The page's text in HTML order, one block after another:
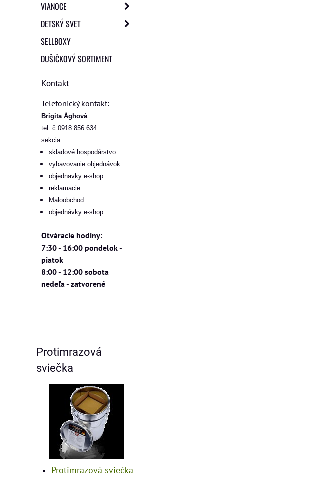
VIANOCE
DETSKÝ SVET
SELLBOXY
DUŠIČKOVÝ SORTIMENT
Kontakt
Telefonický kontakt:
Brigita Ághová
tel. č:0918 856 634
sekcia:
skladové hospodárstvo
vybavovanie objednávok
objednavky e-shop
reklamacie
Maloobchod
objednávky e-shop
Otváracie hodiny:
7:30 - 16:00 pondelok -
piatok
8:00 - 12:00 sobota
nedeľa - zatvorené
Protimrazová
sviečka
Protimrazová sviečka